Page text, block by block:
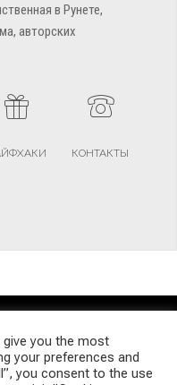
в Рунете,
авторских
КОНТАКТЫ
POLICY SITEMAP
Theme by TagDiv
you the most
your preferences and
you consent to the use